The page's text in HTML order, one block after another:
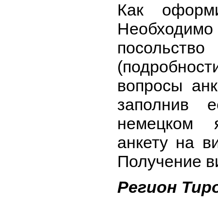
Как
вопросы
заполнив
немецком
анкету на
Получение
Регион